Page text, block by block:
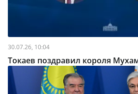
30.07.26, 10:04
Токаев поздравил короля